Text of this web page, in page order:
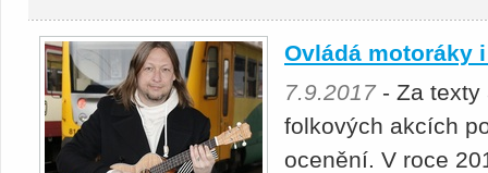
Ovládá motoráky
7.9.2017- Za texty
folkových akcích
ocenění. V roce